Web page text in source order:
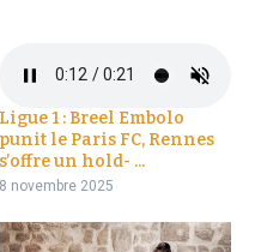
Ligue 1 : Breel Embolo
punit le Paris FC, Rennes
s’offre un hold- ...
8 novembre 2025